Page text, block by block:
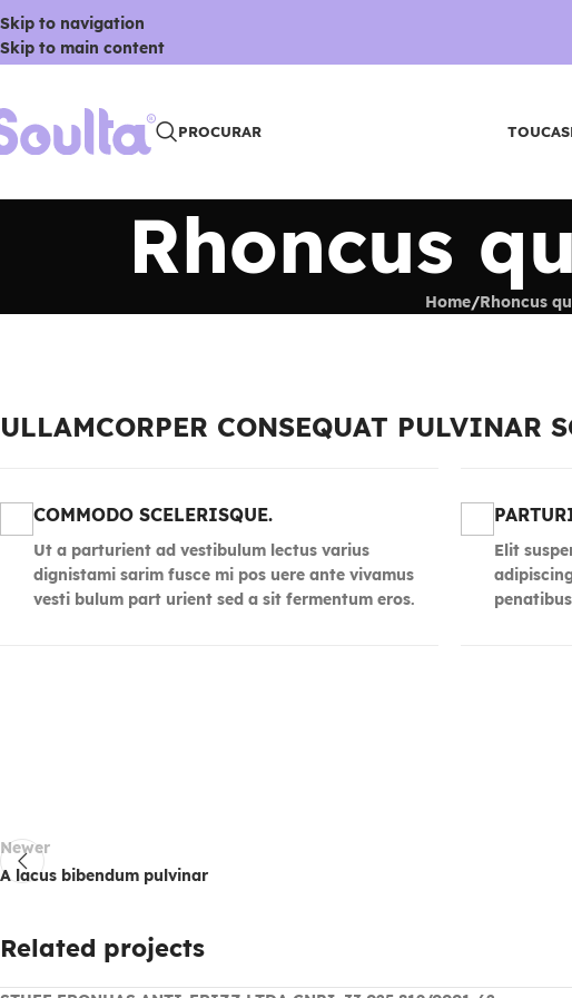
Skip to navigation
Skip to main content
PROCURAR TOUCAS
Rhoncus
Home/Rhoncus
ULLAMCORPER CONSEQUAT PULVINAR
COMMODO SCELERISQUE.
Ut a parturient ad vestibulum lectus varius
dignistami sarim fusce mi pos uere ante vivamus
vesti bulum part urient sed a sit fermentum eros.
Elit
Newer
A lacus bibendum pulvinar
Related projects